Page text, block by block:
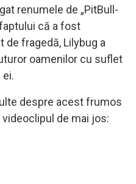
renumele de „PitBull-
că a fost
de fragedă, Lilybug a
oamenilor cu suflet
ei.
despre acest frumos
de mai jos: